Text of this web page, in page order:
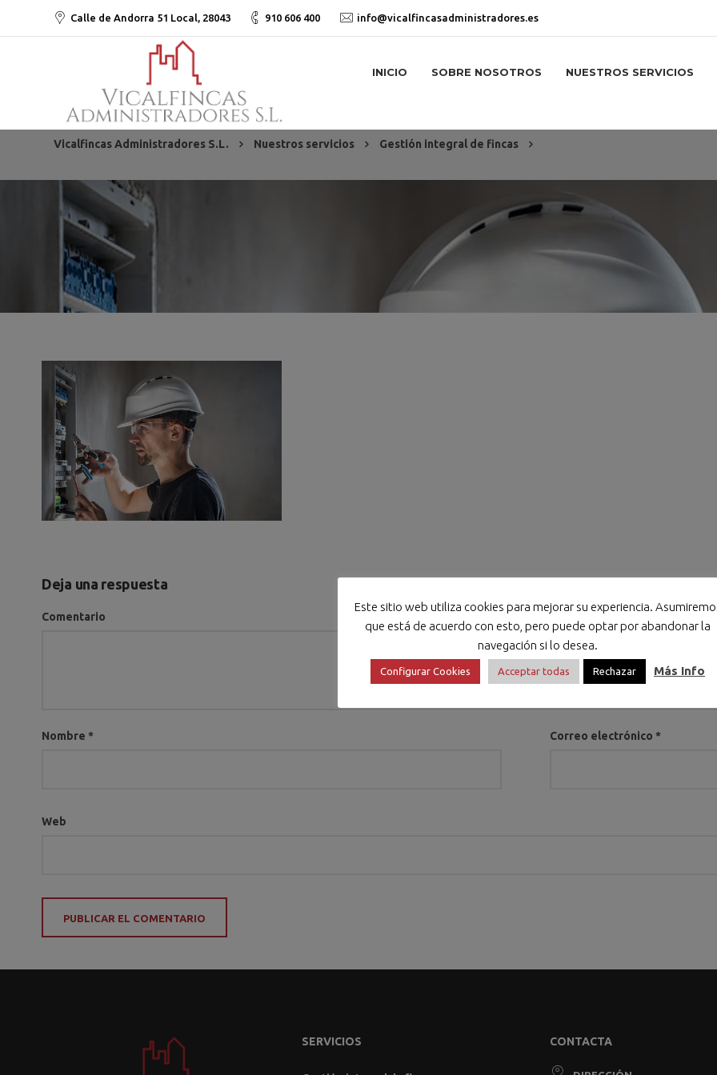
Calle de Andorra 51 Local, 28043 910 606 400 info@vicalfincasadministradores.es
INICIO SOBRE NOSOTROS NUESTROS SERVICIOS
Vicalfincas Administradores S.L. Nuestros servicios Gestión integral de fincas
Deja una respuesta
Comentario
Nombre * Correo electrónico *
Web
SERVICIOS CONTACTA
Este sitio web utiliza cookies para mejorar su experiencia.
que está de acuerdo con esto, pero puede optar por abandonar la
navegación si lo desea.
Configurar Cookies Acceptar todas Rechazar Más Info